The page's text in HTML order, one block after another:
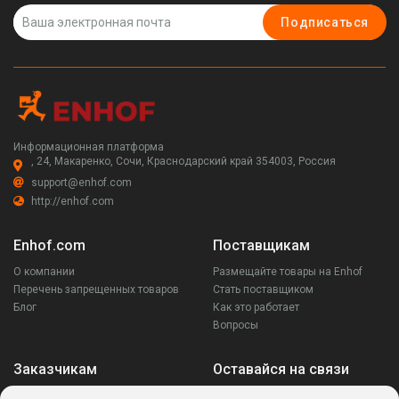
Подписаться
Информационная платформа
, 24, Макаренко, Сочи, Краснодарский край 354003, Россия
support@enhof.com
http://enhof.com
Enhof.com
О компании
Перечень запрещенных товаров
Блог
Поставщикам
Размещайте товары на Enhof
Стать поставщиком
Как это работает
Вопросы
Заказчикам Оставайся на связи